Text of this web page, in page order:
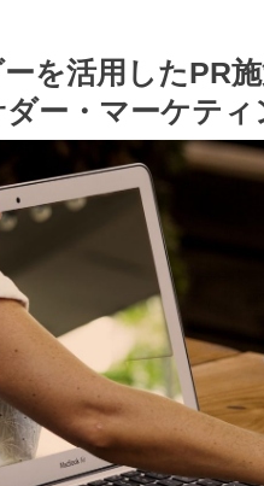
を活用したPR
ー・マーケティ